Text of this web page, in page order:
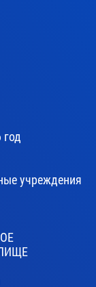
учреждения